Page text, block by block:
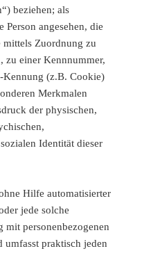
beziehen; als
angesehen, die
Zuordnung zu
zu einer Kennnummer,
Kennung (z.B. Cookie)
Merkmalen
der physischen,
Identität dieser
Hilfe automatisierter
jede solche
mit personenbezogenen
praktisch jeden